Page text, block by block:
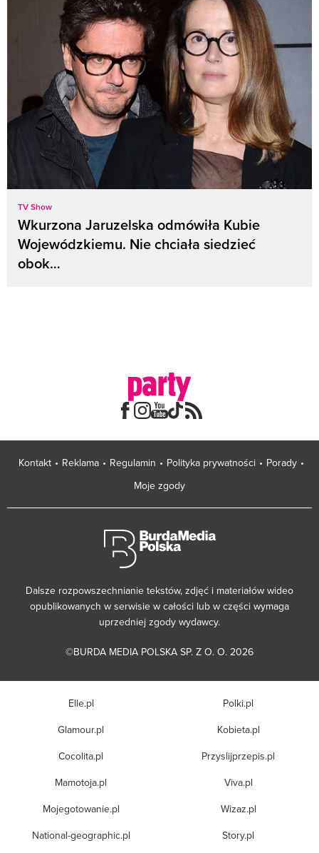
TV Show
Wkurzona Jaruzelska odmówiła Kubie
Wojewódzkiemu. Nie chciała siedzieć
obok…
Kontakt Reklama Regulamin Polityka prywatności
Porady
Moje zgody
Dalsze rozpowszechnianie tekstów, zdjęć i materiałów wideo
opublikowanych w serwisie w całości lub w części wymaga
uprzedniej zgody wydawcy.
©BURDA MEDIA POLSKA SP. Z O. O. 2026
Elle.pl
Glamour.pl
Cocolita.pl
Mamotoja.pl
Mojegotowanie.pl
National-geographic.pl
Polki.pl
Kobieta.pl
Przyslijprzepis.pl
Viva.pl
Wizaz.pl
Story.pl